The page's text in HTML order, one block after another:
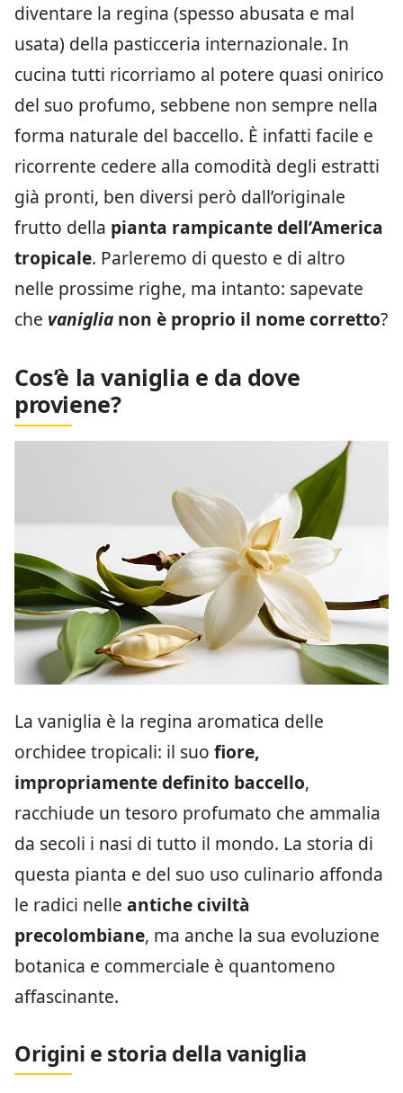
diventare la regina (spesso abusata e mal
usata) della pasticceria internazionale. In
cucina tutti ricorriamo al potere quasi onirico
del suo profumo, sebbene non sempre nella
forma naturale del baccello. È infatti facile e
ricorrente cedere alla comodità degli estratti
già pronti, ben diversi però dall’originale
frutto della pianta rampicante dell’America
tropicale. Parleremo di questo e di altro
nelle prossime righe, ma intanto: sapevate
che vaniglia non è proprio il nome corretto?
Cos’è la vaniglia e da dove
proviene?
La vaniglia è la regina aromatica delle
orchidee tropicali: il suo fiore,
impropriamente definito baccello,
racchiude un tesoro profumato che ammalia
da secoli i nasi di tutto il mondo. La storia di
questa pianta e del suo uso culinario affonda
le radici nelle antiche civiltà
precolombiane, ma anche la sua evoluzione
botanica e commerciale è quantomeno
affascinante.
Origini e storia della vaniglia